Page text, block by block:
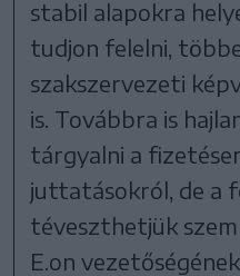
stabil alapokra
tudjon felelni,
szakszervezeti
is. Továbbra is
tárgyalni a
juttatásokról, de a
téveszthetjük szem
E.on